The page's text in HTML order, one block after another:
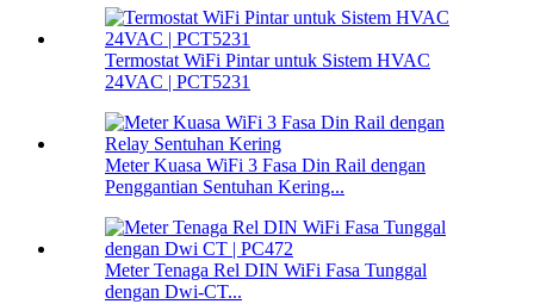
Termostat WiFi Pintar untuk Sistem HVAC
24VAC | PCT5231
Meter Kuasa WiFi 3 Fasa Din Rail dengan
Penggantian Sentuhan Kering...
Meter Tenaga Rel DIN WiFi Fasa Tunggal
dengan Dwi-CT...